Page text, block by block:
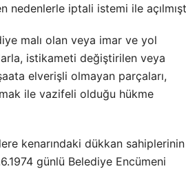
nedenlerle iptali istemi ile
malı olan veya imar ve yol
istikameti değiştirilen veya
elverişli olmayan parçaları,
ile vazifeli olduğu hükme
kenarındaki dükkan sahiplerinin
günlü Belediye Encümeni